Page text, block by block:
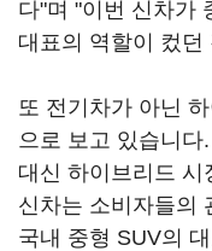
다"며 "이번 신차가
대표의 역할이 컸던
또 전기차가 아닌
으로 보고 있습니
대신 하이브리드
신차는 소비자들의
국내 중형 SUV의